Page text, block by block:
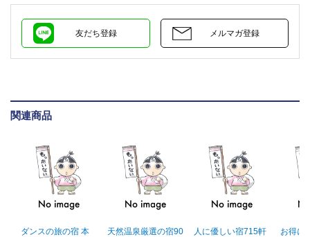
友だち登録 メルマガ登録
関連商品
ダンスの旅の宿 本
天然温泉厳選の宿90
人に優しい宿715軒
お得に